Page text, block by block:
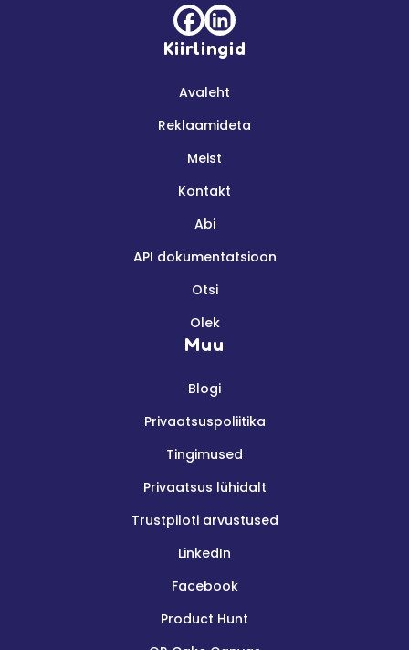
Kiirlingid
Avaleht
Reklaamideta
Meist
Kontakt
Abi
API dokumentatsioon
Otsi
Olek
Muu
Blogi
Privaatsuspoliitika
Tingimused
Privaatsus lühidalt
Trustpiloti arvustused
LinkedIn
Facebook
Product Hunt